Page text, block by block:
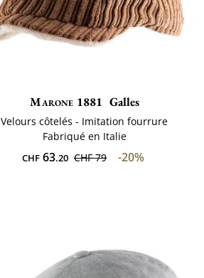
Marone 1881 Galles
Velours côtelés - Imitation fourrure
Fabriqué en Italie
CHF63.20 CHF 79 -20%